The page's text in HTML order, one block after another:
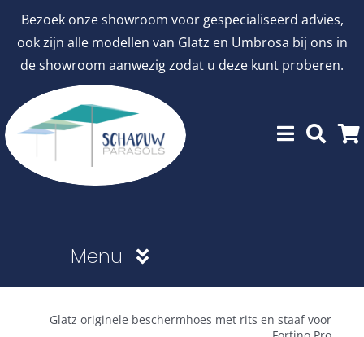
Bezoek onze showroom voor gespecialiseerd advies,
ook zijn alle modellen van Glatz en Umbrosa bij ons in
de showroom aanwezig zodat u deze kunt proberen.
inhoud
Menu
Glatz originele beschermhoes met rits en staaf voor